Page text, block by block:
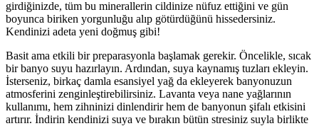
girdiğinizde, tüm bu minerallerin cildinize nüfuz ettiğini ve gün
boyunca biriken yorgunluğu alıp götürdüğünü hissedersiniz.
Kendinizi adeta yeni doğmuş gibi!
Basit ama etkili bir preparasyonla başlamak gerekir. Öncelikle, sıcak
bir banyo suyu hazırlayın. Ardından, suya kaynamış tuzları ekleyin.
İsterseniz, birkaç damla esansiyel yağ da ekleyerek banyonuzun
atmosferini zenginleştirebilirsiniz. Lavanta veya nane yağlarının
kullanımı, hem zihninizi dinlendirir hem de banyonun şifalı etkisini
artırır. İndirin kendinizi suya ve bırakın bütün stresiniz suyla birlikte